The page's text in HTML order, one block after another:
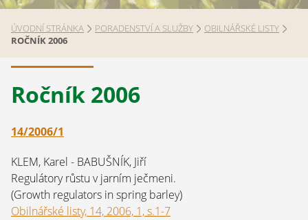
ÚVODNÍ STRÁNKA PORADENSTVÍ A SLUŽBY
OBILNÁŘSKÉ LISTY
ROČNÍK 2006
Ročník 2006
14/2006/1
KLEM, Karel - BABUŠNÍK, Jiří
Regulátory růstu v jarním ječmeni.
(Growth regulators in spring barley)
Obilnářské listy, 14, 2006, 1, s.1-7